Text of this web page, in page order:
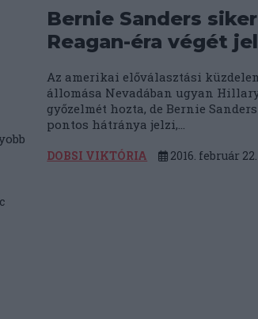
Bernie Sanders
Reagan-éra végét
Az amerikai előválasztási
állomása Nevadában ugyan
győzelmét hozta, de Bernie
pontos hátránya jelzi,...
DOBSI VIKTÓRIA 2016. február 22.